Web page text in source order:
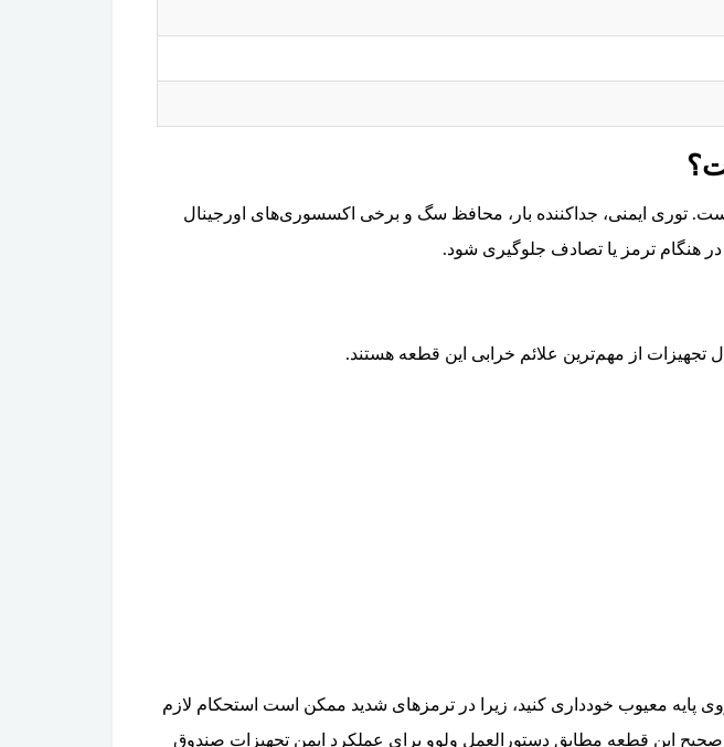
توری ایمنی، جداکننده بار، محافظ سگ و برخی اکسسوری‌های اورجینال
هنگام ترمز یا تصادف جلوگیری شود.
از مهم‌ترین علائم خرابی این قطعه هستند.
معیوب خودداری کنید، زیرا در ترمزهای شدید ممکن است استحکام لازم
این قطعه مطابق دستورالعمل ولوو برای عملکرد ایمن تجهیزات صندوق